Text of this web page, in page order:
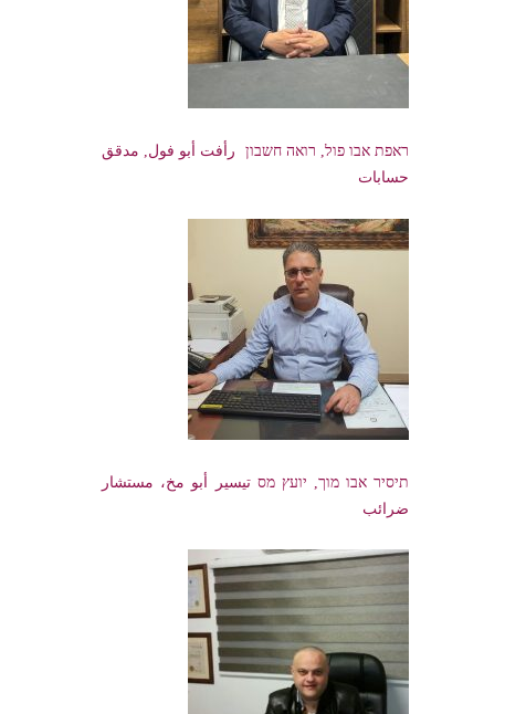
ראפת אבו פול, רואה חשבון رأفت أبو فول, مدقق
حسابات
תיסיר אבו מוך, יועץ מס تيسير أبو مخ، مستشار
ضرائب